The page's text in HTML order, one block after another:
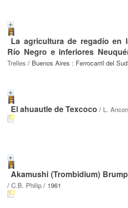
La agricultura de regadío en
Río Negro e inferiores
Trelles / Buenos Aires : Ferrocarril del
El ahuautle de Texcoco / L.
Akamushi (Trombidium)
/ C.B. Philip / 1961